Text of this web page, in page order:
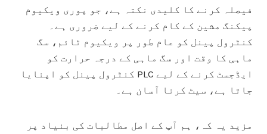
فیصلہ کرنے کا کلیدی نکتہ ہے، جو پوری ویکیوم
پیکنگ مشین کے کام کرنے کے لیے ضروری ہے۔
کنٹرول پینل کو عام طور پر ویکیوم ٹائم، سگ
ماہی کا وقت اور سگ ماہی کے درجہ حرارت کو
ایڈجسٹ کرنے کے لیے PLC کنٹرول پینل کو اپنایا
جاتا ہے، سیٹ کرنا آسان ہے۔
مزید یہ کہ، ہم آپ کے اصل مطالبات کی بنیاد پر